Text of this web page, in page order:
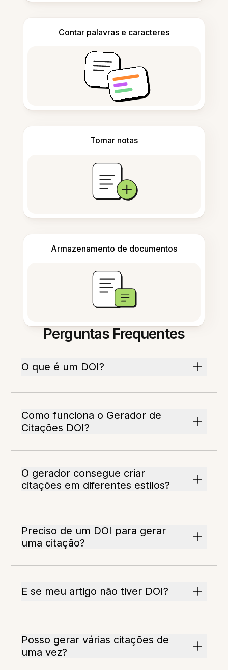
Contar palavras e caracteres
Tomar notas
Armazenamento de documentos
Perguntas Frequentes
O que é um DOI?
Como funciona o Gerador de
Citações DOI?
O gerador consegue criar
citações em diferentes estilos?
Preciso de um DOI para gerar
uma citação?
E se meu artigo não tiver DOI?
Posso gerar várias citações de
uma vez?